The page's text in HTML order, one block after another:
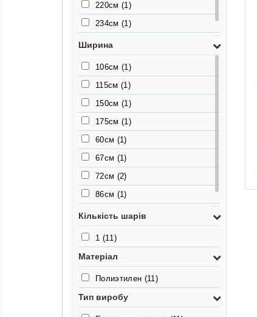
220см (1)
234см (1)
96см
Ширина
106см (1)
115см (1)
150см (1)
175см (1)
60см (1)
67см (1)
72см (2)
86см (1)
90см
(2)
Кількість шарів
1 (11)
Матеріал
Полиэтилен (11)
Тип виробу